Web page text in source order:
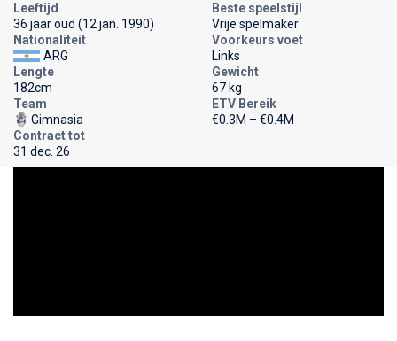
Leeftijd
36 jaar oud (12 jan. 1990)
Beste speelstijl
Vrije spelmaker
Nationaliteit
ARG
Voorkeurs voet
Links
Lengte
182cm
Gewicht
67 kg
Team
Gimnasia
ETV Bereik
€0.3M – €0.4M
Contract tot
31 dec. 26